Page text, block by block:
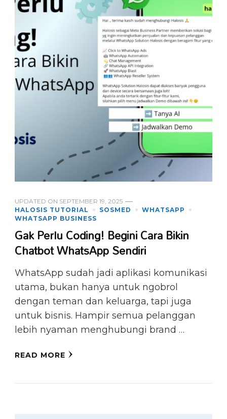
UPDATED ON SEPTEMBER 19, 2025
HALOSIS TUTORIAL
SOSMED
WHATSAPP
WHATSAPP BUSINESS
Gak Perlu Coding! Begini Cara Bikin
Chatbot WhatsApp Sendiri
WhatsApp sudah jadi aplikasi komunikasi
utama, bukan hanya untuk ngobrol
dengan teman dan keluarga, tapi juga
untuk bisnis. Hampir semua pelanggan
lebih nyaman menghubungi brand …
READ MORE